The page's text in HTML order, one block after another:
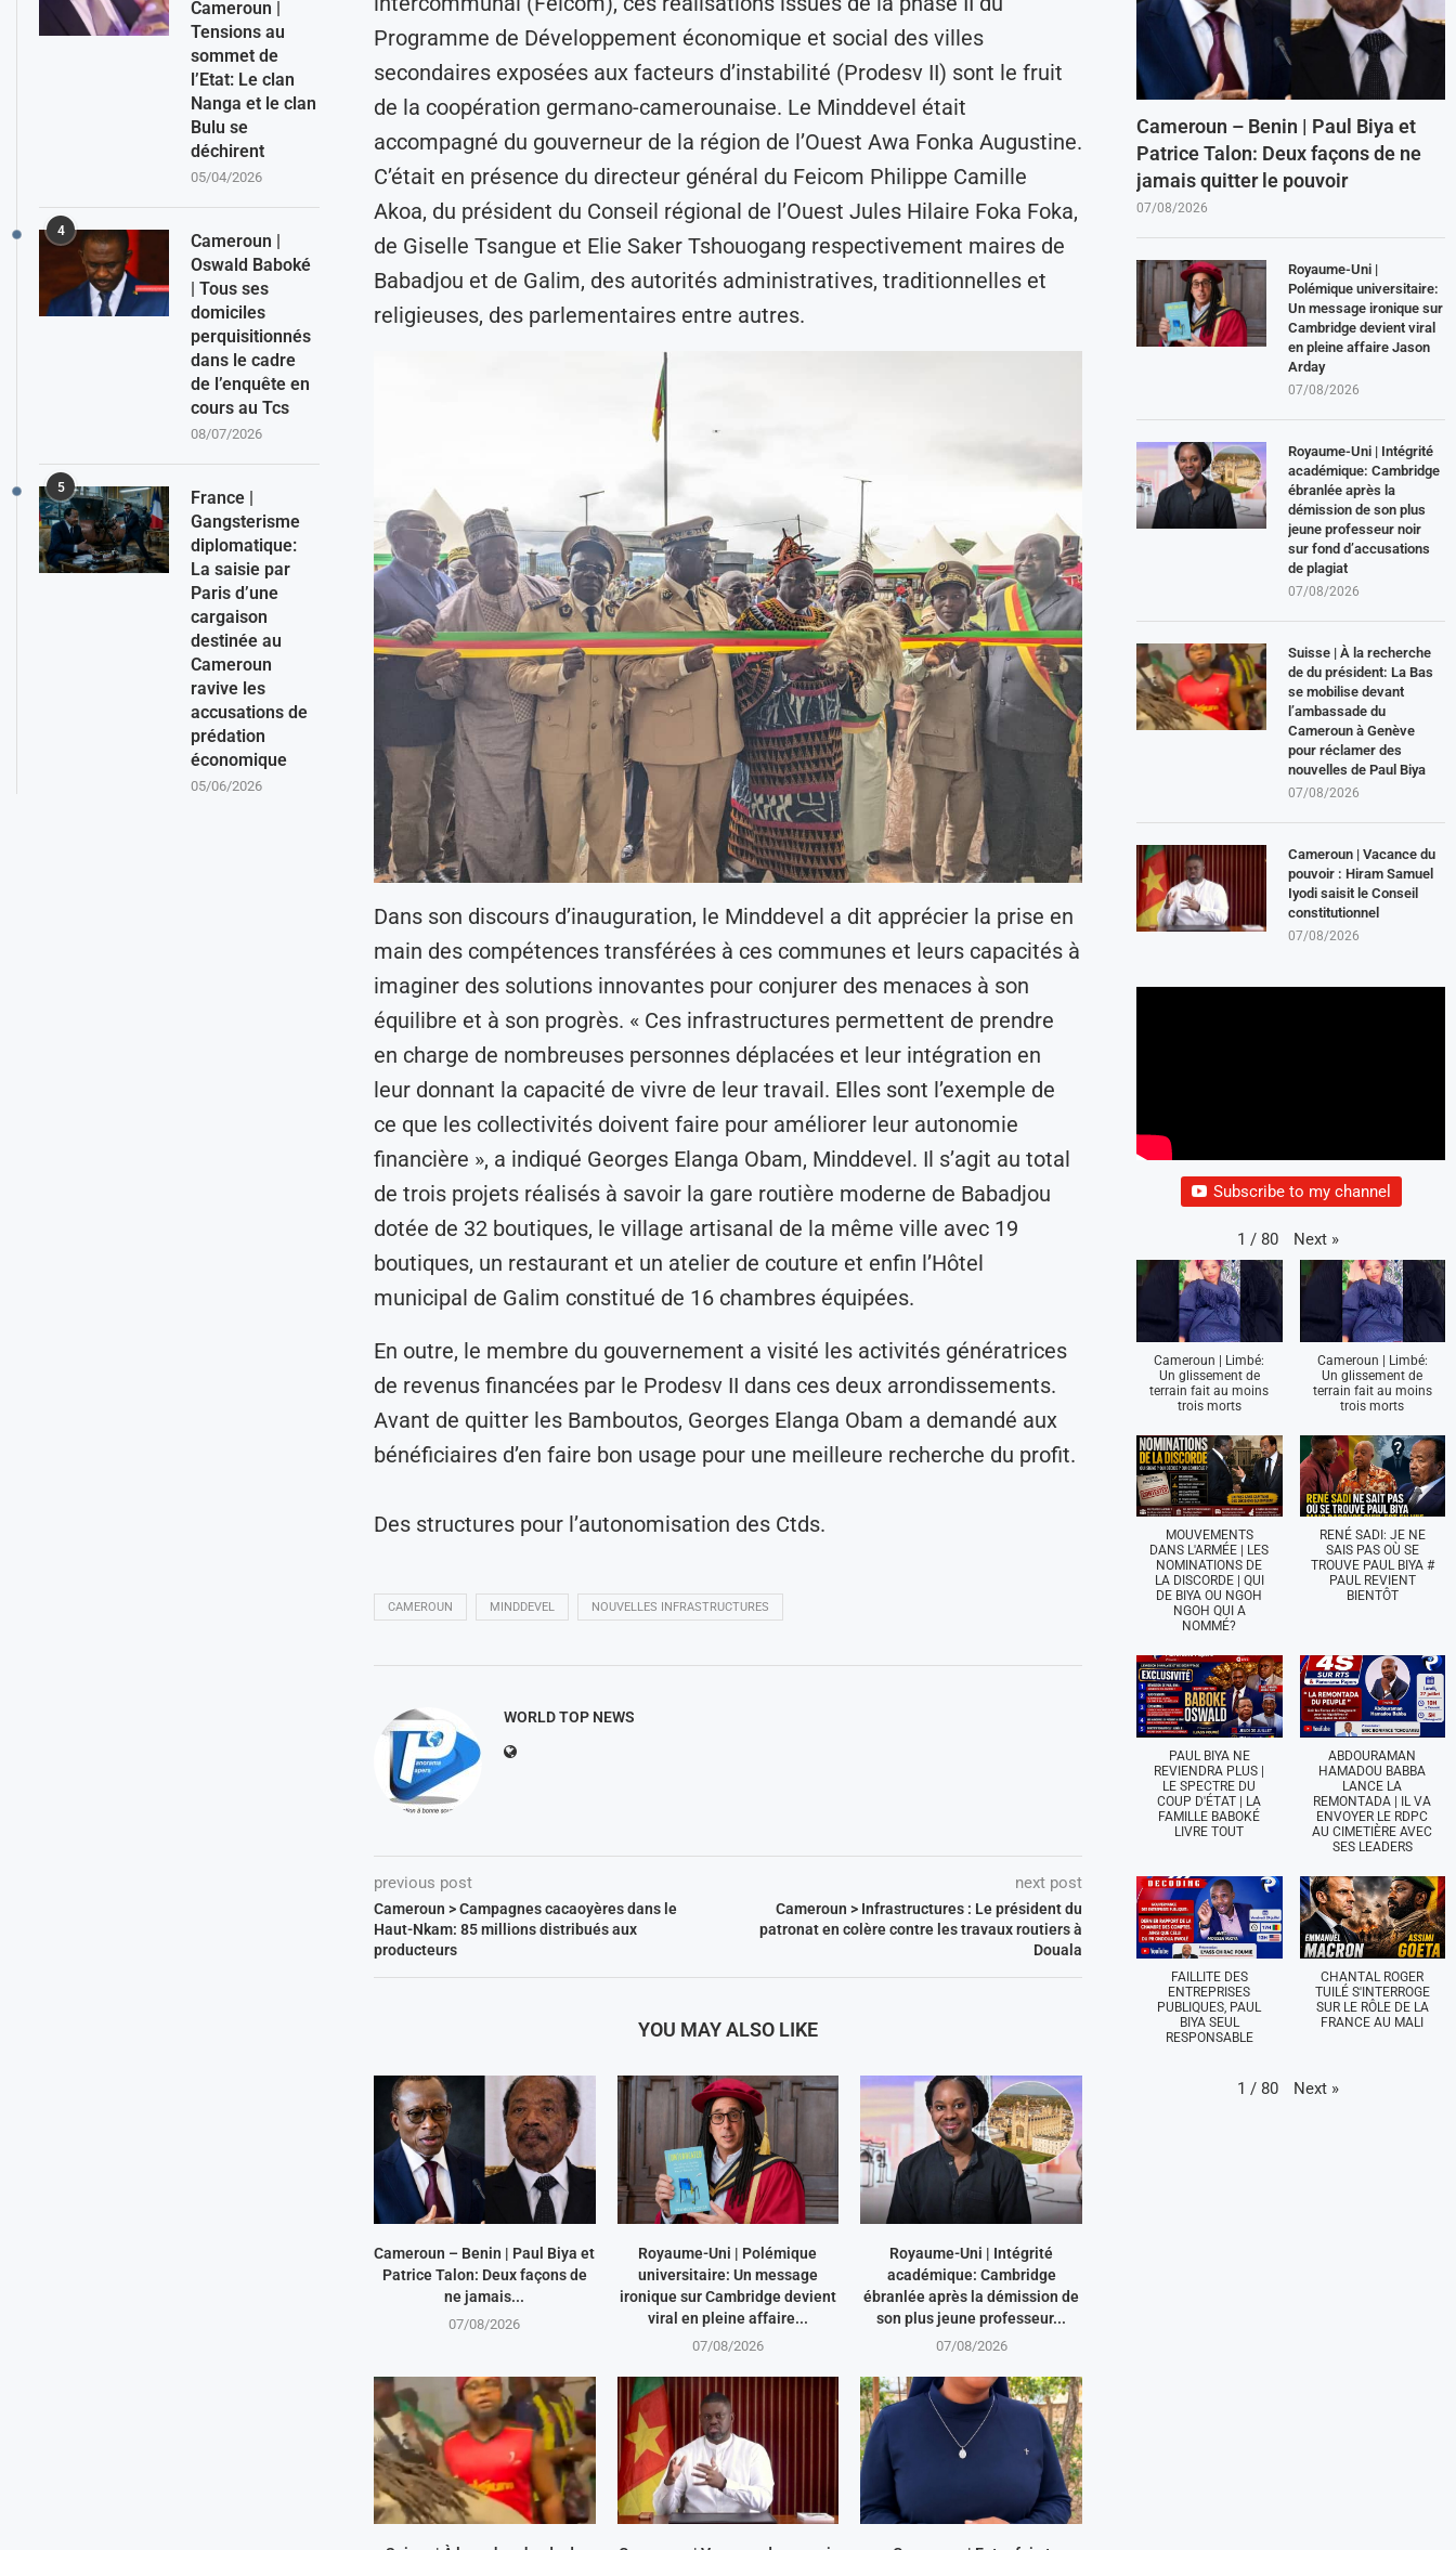
Programme de Développement économique et social des villes
secondaires exposées aux facteurs d’instabilité (Prodesv II) sont le fruit
de la coopération germano-camerounaise. Le Minddevel était
accompagné du gouverneur de la région de l’Ouest Awa Fonka Augustine.
C’était en présence du directeur général du Feicom Philippe Camille
Akoa, du président du Conseil régional de l’Ouest Jules Hilaire Foka Foka,
de Giselle Tsangue et Elie Saker Tshouogang respectivement maires de
Babadjou et de Galim, des autorités administratives, traditionnelles et
religieuses, des parlementaires entre autres.
Dans son discours d’inauguration, le Minddevel a dit apprécier la prise en
main des compétences transférées à ces communes et leurs capacités à
imaginer des solutions innovantes pour conjurer des menaces à son
équilibre et à son progrès. « Ces infrastructures permettent de prendre
en charge de nombreuses personnes déplacées et leur intégration en
leur donnant la capacité de vivre de leur travail. Elles sont l’exemple de
ce que les collectivités doivent faire pour améliorer leur autonomie
financière », a indiqué Georges Elanga Obam, Minddevel. Il s’agit au total
de trois projets réalisés à savoir la gare routière moderne de Babadjou
dotée de 32 boutiques, le village artisanal de la même ville avec 19
boutiques, un restaurant et un atelier de couture et enfin l’Hôtel
municipal de Galim constitué de 16 chambres équipées.
En outre, le membre du gouvernement a visité les activités génératrices
de revenus financées par le Prodesv II dans ces deux arrondissements.
Avant de quitter les Bamboutos, Georges Elanga Obam a demandé aux
bénéficiaires d’en faire bon usage pour une meilleure recherche du profit.
Des structures pour l’autonomisation des Ctds.
CAMEROUN MINDDEVEL NOUVELLES INFRASTRUCTURES
WORLD TOP NEWS
previous post
Cameroun > Campagnes cacaoyères dans le
Haut-Nkam: 85 millions distribués aux
producteurs
next post
Cameroun > Infrastructures : Le président du
patronat en colère contre les travaux routiers à
Douala
YOU MAY ALSO LIKE
Cameroun – Benin | Paul Biya et
Patrice Talon: Deux façons de
ne jamais...
07/08/2026
Royaume-Uni | Polémique
universitaire: Un message
ironique sur Cambridge devient
viral en pleine affaire...
07/08/2026
Royaume-Uni | Intégrité
académique: Cambridge
ébranlée après la démission de
son plus jeune professeur...
07/08/2026
Cameroun – Benin | Paul Biya et
Patrice Talon: Deux façons de ne
jamais quitter le pouvoir
07/08/2026
Royaume-Uni |
Polémique universitaire:
Un message ironique sur
Cambridge devient viral
en pleine affaire Jason
Arday
07/08/2026
Royaume-Uni | Intégrité
académique: Cambridge
ébranlée après la
démission de son plus
jeune professeur noir
sur fond d’accusations
de plagiat
07/08/2026
Suisse | À la recherche
de du président: La Bas
se mobilise devant
l’ambassade du
Cameroun à Genève
pour réclamer des
nouvelles de Paul Biya
07/08/2026
Cameroun | Vacance du
pouvoir : Hiram Samuel
Iyodi saisit le Conseil
constitutionnel
07/08/2026
Subscribe to my channel
1 / 80 Next »
Cameroun | Limbé:
Un glissement de
terrain fait au moins
trois morts
Cameroun | Limbé:
Un glissement de
terrain fait au moins
trois morts
MOUVEMENTS
DANS L'ARMÉE | LES
NOMINATIONS DE
LA DISCORDE | QUI
DE BIYA OU NGOH
NGOH QUI A
NOMMÉ?
RENÉ SADI: JE NE
SAIS PAS OÙ SE
TROUVE PAUL BIYA #
PAUL REVIENT
BIENTÔT
PAUL BIYA NE
REVIENDRA PLUS |
LE SPECTRE DU
COUP D'ÉTAT | LA
FAMILLE BABOKÉ
LIVRE TOUT
ABDOURAMAN
HAMADOU BABBA
LANCE LA
REMONTADA | IL VA
ENVOYER LE RDPC
AU CIMETIÈRE AVEC
SES LEADERS
FAILLITE DES
ENTREPRISES
PUBLIQUES, PAUL
BIYA SEUL
RESPONSABLE
CHANTAL ROGER
TUILÉ S'INTERROGE
SUR LE RÔLE DE LA
FRANCE AU MALI
1 / 80 Next »
Cameroun |
Tensions au
sommet de
l’Etat: Le clan
Nanga et le clan
Bulu se
déchirent
05/04/2026
4
Cameroun |
Oswald Baboké
| Tous ses
domiciles
perquisitionnés
dans le cadre
de l’enquête en
cours au Tcs
08/07/2026
5
France |
Gangsterisme
diplomatique:
La saisie par
Paris d’une
cargaison
destinée au
Cameroun
ravive les
accusations de
prédation
économique
05/06/2026